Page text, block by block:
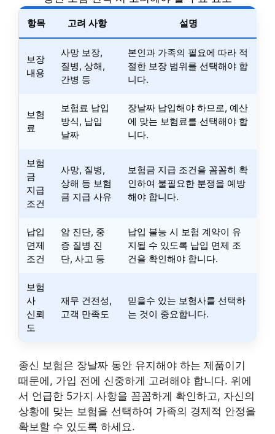
항목 고려 사항 설명
보장
내용
사망 보장,
질병, 상해,
간병 등
본인과 가족의 필요에 따라 적
절한 보장 범위를 선택해야 합
니다.
보험
료
보험료 납입
방식, 납입
날짜
장날짜 납입해야 하므로, 예산
에 맞는 보험료를 선택해야 합
니다.
보험
금
지급
조건
사망, 질병,
상해 등 보험
금 지급 사유
보험금 지급 조건을 꼼꼼히 확
인하여 불필요한 분쟁을 예방
해야 합니다.
납입
면제
조건
암 진단, 중
증 질병 진
단, 사고 등
납입 불능 시 보험 계약이 유
지될 수 있도록 납입 면제 조
건을 확인해야 합니다.
보험
사
신뢰
도
재무 건전성,
고객 만족도
믿을수 있는 보험사를 선택하
는 것이 중요합니다.
종신 보험은 장날짜 동안 유지해야 하는 제품이기
때문에, 가입 전에 신중하게 고려해야 합니다. 위에
서 언급한 5가지 사항을 꼼꼼하게 확인하고, 자신의
상황에 맞는 보험을 선택하여 가족의 경제적 안정을
확보할 수 있도록 하세요.